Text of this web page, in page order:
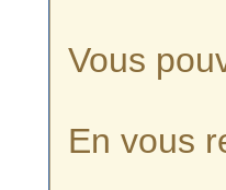
Vous
En vous